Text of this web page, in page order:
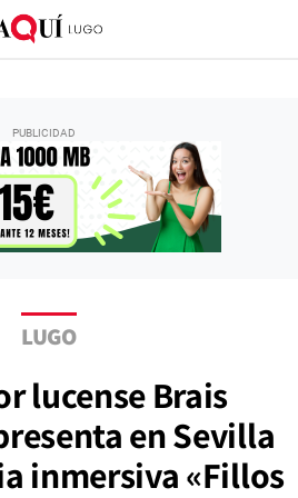
LUGO
lucense Brais
en Sevilla
inmersiva «Fillos